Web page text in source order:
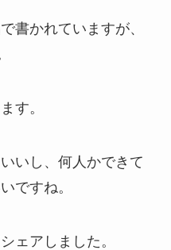
書かれていますが、
す。
いし、何人かできて
ですね。
ェアしました。